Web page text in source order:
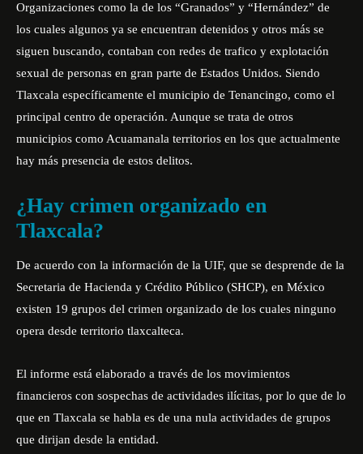
Organizaciones como la de los “Granados” y “Hernández” de
los cuales algunos ya se encuentran detenidos y otros más se
siguen buscando, contaban con redes de trafico y explotación
sexual de personas en gran parte de Estados Unidos. Siendo
Tlaxcala específicamente el municipio de Tenancingo, como el
principal centro de operación. Aunque se trata de otros
municipios como Acuamanala territorios en los que actualmente
hay más presencia de estos delitos.
¿Hay crimen organizado en
Tlaxcala?
De acuerdo con la información de la UIF, que se desprende de la
Secretaria de Hacienda y Crédito Público (SHCP), en México
existen 19 grupos del crimen organizado de los cuales ninguno
opera desde territorio tlaxcalteca.
El informe está elaborado a través de los movimientos
financieros con sospechas de actividades ilícitas, por lo que de lo
que en Tlaxcala se habla es de una nula actividades de grupos
que dirijan desde la entidad.